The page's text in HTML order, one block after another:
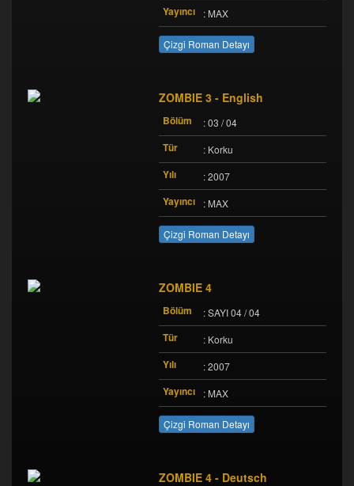
Yayıncı : MAX
Çizgi Roman Detayı
ZOMBIE 3 - English
Bölüm : 03 / 04
Tür : Korku
Yılı : 2007
Yayıncı : MAX
Çizgi Roman Detayı
ZOMBIE 4
Bölüm : SAYI 04 / 04
Tür : Korku
Yılı : 2007
Yayıncı : MAX
Çizgi Roman Detayı
ZOMBIE 4 - Deutsch